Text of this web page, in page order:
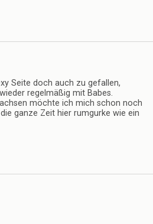
Seite doch auch zu gefallen,
regelmäßig mit Babes.
möchte ich mich schon noch
ganze Zeit hier rumgurke wie ein